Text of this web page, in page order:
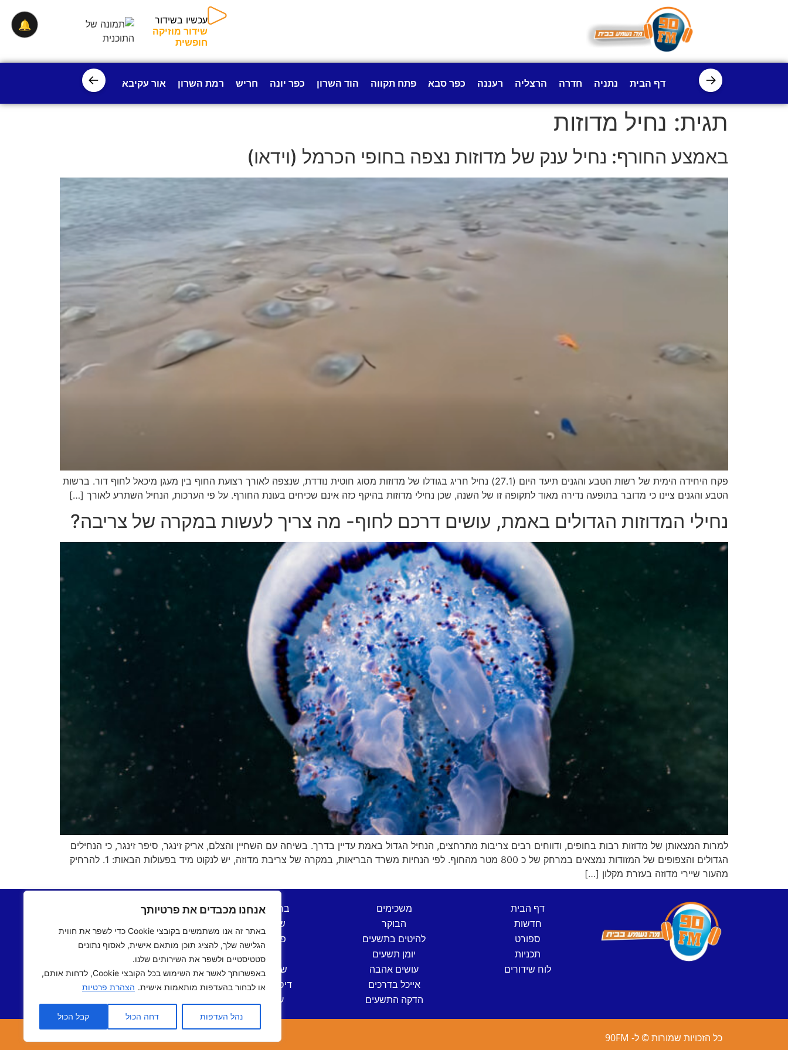
אנחנו מכבדים את פרטיותך
באתר זה אנו משתמשים בקובצי Cookie כדי לשפר את חווית
הגלישה שלך, להציג תוכן מותאם אישית, לאסוף נתונים
סטטיסטיים ולשפר את השירותים שלנו.
באפשרותך לאשר את השימוש בכל הקובצי Cookie, לדחות אותם,
או לבחור בהעדפות מותאמות אישית. הצהרת פרטיות
נהל העדפות דחה הכול קבל הכול
עכשיו בשידור
שידור מוזיקה חופשית
→ דף הבית נתניה חדרה הרצליה רעננה כפר סבא פתח תקווה הוד השרון כפר יונה חריש רמת השרון אור עקיבא פרדס חנה
←
תגית: נחיל מדוזות
באמצע החורף: נחיל ענק של מדוזות נצפה בחופי הכרמל (וידאו)
פקח היחידה הימית של רשות הטבע והגנים תיעד היום (27.1) נחיל חריג בגודלו של מדוזות מסוג חוטית נודדת, שנצפה לאורך רצועת החוף בין מעגן מיכאל לחוף דור. ברשות
הטבע והגנים ציינו כי מדובר בתופעה נדירה מאוד לתקופה זו של השנה, שכן נחילי מדוזות בהיקף כזה אינם שכיחים בעונת החורף. על פי הערכות, הנחיל השתרע לאורך […]
נחילי המדוזות הגדולים באמת, עושים דרכם לחוף- מה צריך לעשות במקרה של צריבה?
למרות המצאותן של מדוזות רבות בחופים, ודווחים רבים צריבות מתרחצים, הנחיל הגדול באמת עדיין בדרך. בשיחה עם השחיין והצלם, אריק זינגר, סיפר זינגר, כי הנחילים
הגדולים והצפופים של המזודות נמצאים במרחק של כ 800 מטר מהחוף. לפי הנחיות משרד הבריאות, במקרה של צריבת מדוזה, יש לנקוט מיד בפעולות הבאות: 1. להרחיק
מהעור שיירי מדוזה בעזרת מקלון […]
דף הבית
חדשות
ספורט
תכניות
לוח שידורים
משכימים
הבוקר
להיטים בתשעים
יומן תשעים
עושים אהבה
אייכל בדרכים
הדקה התשעים
ברהנו בתשעים
שש בתשעים
פותחים שישי
שישי אישי
שישי ים תיכוני
דיסק קלאב שואו
ערב ישראלי
יצירת קשר
מדיניות פרטיות
הצהרת נגישות
כל הזכויות שמורות © ל- 90FM
🔔